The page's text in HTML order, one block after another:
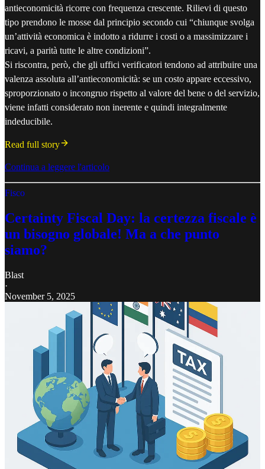
antieconomicità ricorre con frequenza crescente. Rilievi di questo
tipo prendono le mosse dal principio secondo cui “chiunque svolga
un’attività economica è indotto a ridurre i costi o a massimizzare i
ricavi, a parità tutte le altre condizioni”.
Si riscontra, però, che gli uffici verificatori tendono ad attribuire una
valenza assoluta all’antieconomicità: se un costo appare eccessivo,
sproporzionato o incongruo rispetto al valore del bene o del servizio,
viene infatti considerato non inerente e quindi integralmente
indeducibile.
Read full story
Continua a leggere l'articolo
Fisco
Certainty Fiscal Day: la certezza fiscale è
un bisogno globale! Ma a che punto
siamo?
Blast
·
November 5, 2025